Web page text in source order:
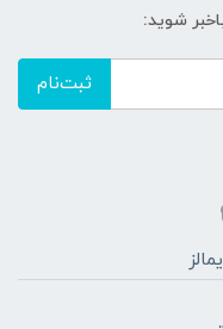
شوید:
ثبت‌نام